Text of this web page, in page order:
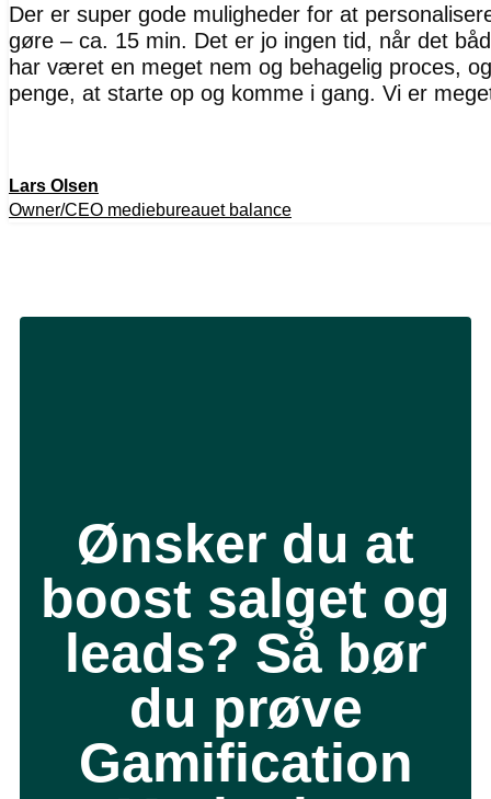
Der er super gode muligheder for at
gøre – ca. 15 min. Det er jo ingen tid, når det
har været en meget nem og behagelig proces,
penge, at starte op og komme i gang. Vi er
Lars Olsen
Owner/CEO mediebureauet balance
Ønsker du at
boost salget og
leads? Så bør
du prøve
Gamification